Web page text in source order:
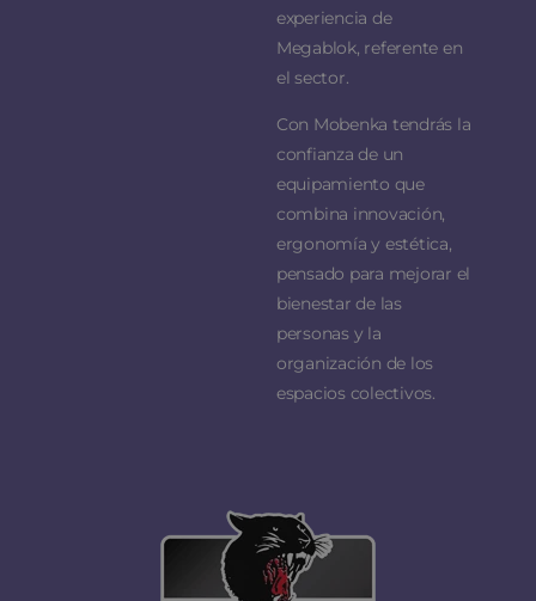
experiencia de
Megablok, referente en
el sector.
Con Mobenka tendrás la
confianza de un
equipamiento que
combina innovación,
ergonomía y estética,
pensado para mejorar el
bienestar de las
personas y la
organización de los
espacios colectivos.